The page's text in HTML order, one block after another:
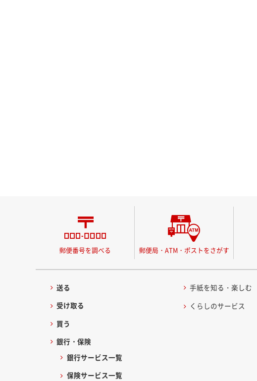
郵便番号を調べる 郵便局・ATM・ポストをさがす
送る
受け取る
買う
銀行・保険
銀行サービス一覧
保険サービス一覧
手紙を知る・楽しむ
くらしのサービス